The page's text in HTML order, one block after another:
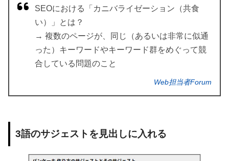
SEOにおける「カニバライゼーション（共食
い）」とは？
→ 複数のページが、同じ（あるいは非常に似通
った）キーワードやキーワード群をめぐって競
合している問題のこと
Web担当者Forum
3語のサジェストを見出しに入れる